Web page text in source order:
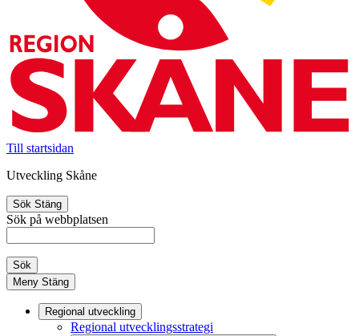
Till startsidan
Utveckling Skåne
Sök Stäng
Sök på webbplatsen
Sök
Meny Stäng
Regional utveckling
Regional utvecklingsstrategi